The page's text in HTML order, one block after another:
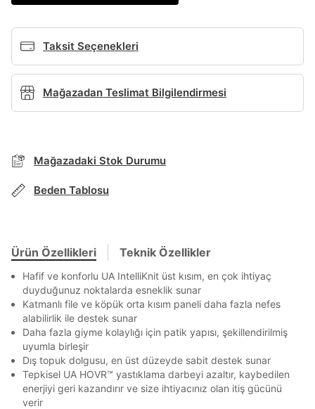
Taksit Seçenekleri
Banka Kart
İşbankası Maximum 6
Akbank Axess
Ziraat Bankası Ziraat Bankası
QNB
AnadoluBank World 3
Mağazadan Teslimat Bilgilendirmesi
Mağazadaki Stok Durumu
Beden Tablosu
Ürün Özellikleri Teknik Özellikler
Hafif ve konforlu UA IntelliKnit üst kısım, en çok ihtiyaç
duyduğunuz noktalarda esneklik sunar
Katmanlı file ve köpük orta kısım paneli daha fazla nefes
alabilirlik ile destek sunar
Daha fazla giyme kolaylığı için patik yapısı, şekillendirilmiş
uyumla birleşir
Dış topuk dolgusu, en üst düzeyde sabit destek sunar
Tepkisel UA HOVR™ yastıklama darbeyi azaltır, kaybedilen
enerjiyi geri kazandırır ve size ihtiyacınız olan itiş gücünü
verir
Beden Seçin
Mağazada Bul
BEDEN TABLOSU
Stok Bildirimi
Ürün stoklara geldiğinde
bildirim göndereceğiz.
Kapat
Term Of Use
Kapat
ipsum
Kapat
Siparişinizin durumu hakkında bilgi alabilmek için
aşağıdaki bilgileri giriniz.
E-posta Adresi *
Sipariş Numaranız *
Sorgula
Soyad*
Telefon Numarası*
E-posta Adresi*
En az 8 karakter
Bir küçük harf karakter
Bir rakam
Bir büyük harf
En az 1 özel karakter
Aşağıdakileri okudum ve kabul ediyorum:
Kişisel verileriniz
Aydınlatma Metni , Hüküm ve Koşullar
uyarınca işlenecektir. Kişisel verilerimin Doğuş
Perakende Satış Giyim ve Aksesuar Ticaret A.Ş.
sn
SMS Onay Kodu
Bilgilerinizi güncellemek için lütfen telefonunuza SMS
ile gelen kodu girerek telefon numaranızı doğrulayın.
sn
SMS Onay Kodu
Bilgilerinizi güncellemek için lütfen telefonunuza SMS
ile gelen kodu girerek telefon numaranızı doğrulayın.